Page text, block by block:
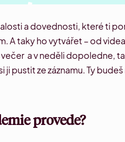
a dovednosti, které ti
A taky ho vytvářet – od
a v neděli dopoledne,
ji pustit ze záznamu. Ty
provede?